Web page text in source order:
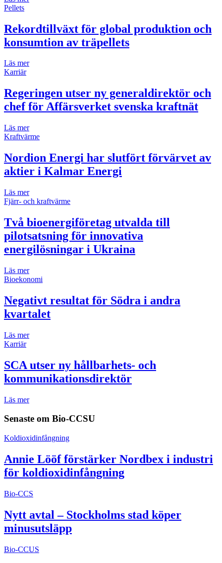
Pellets
Rekordtillväxt för global produktion och
konsumtion av träpellets
Läs mer
Karriär
Regeringen utser ny generaldirektör och
chef för Affärsverket svenska kraftnät
Läs mer
Kraftvärme
Nordion Energi har slutfört förvärvet av
aktier i Kalmar Energi
Läs mer
Fjärr- och kraftvärme
Två bioenergiföretag utvalda till
pilotsatsning för innovativa
energilösningar i Ukraina
Läs mer
Bioekonomi
Negativt resultat för Södra i andra
kvartalet
Läs mer
Karriär
SCA utser ny hållbarhets- och
kommunikationsdirektör
Läs mer
Senaste om Bio-CCSU
Koldioxidinfångning
Annie Lööf förstärker Nordbex i industri
för koldioxidinfångning
Bio-CCS
Nytt avtal – Stockholms stad köper
minusutsläpp
Bio-CCUS